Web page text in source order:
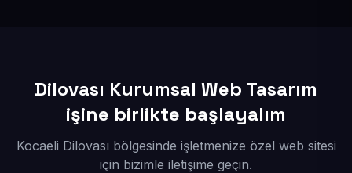
Dilovası Kurumsal Web Tasarım
işine birlikte başlayalım
Kocaeli Dilovası bölgesinde işletmenize özel web sitesi
için bizimle iletişime geçin.